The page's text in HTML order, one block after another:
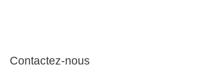
Contactez-nous